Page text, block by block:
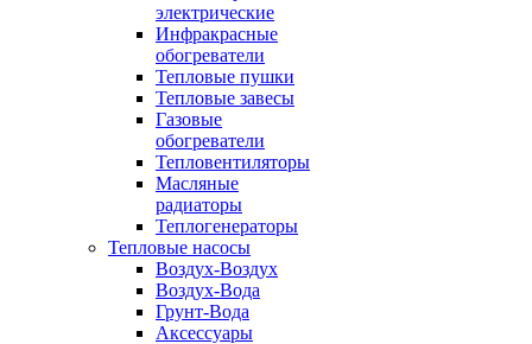
электрические
Инфракрасные
обогреватели
Тепловые пушки
Тепловые завесы
Газовые
обогреватели
Тепловентиляторы
Масляные
радиаторы
Теплогенераторы
Тепловые насосы
Воздух-Воздух
Воздух-Вода
Грунт-Вода
Аксессуары